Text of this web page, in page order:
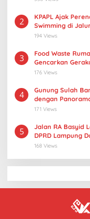
2
KPAPL Ajak
Swimming di
194 Views
3
Food Waste
Gencarkan
176 Views
4
Gunung Sulah
dengan
171 Views
5
Jalan RA Basyid
DPRD Lampung
168 Views